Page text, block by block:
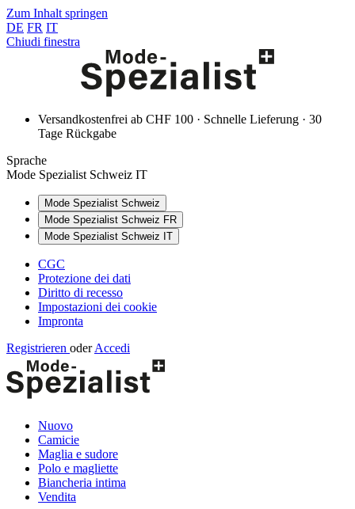
Zum Inhalt springen
DE FR IT
Chiudi finestra
Versandkostenfrei ab CHF 100 · Schnelle Lieferung · 30
Tage Rückgabe
Sprache
Mode Spezialist Schweiz IT
Mode Spezialist Schweiz
Mode Spezialist Schweiz FR
Mode Spezialist Schweiz IT
CGC
Protezione dei dati
Diritto di recesso
Impostazioni dei cookie
Impronta
Registrieren oder Accedi
Nuovo
Camicie
Maglia e sudore
Polo e magliette
Biancheria intima
Vendita